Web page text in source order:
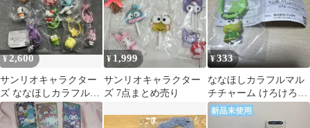
¥2,600
サンリオキャラクター
ズ ななほしカラフルマ
ルチチャーム 全7種コ
ンプリート
¥1,999
サンリオキャラクター
ズ 7点まとめ売り
¥333
ななほしカラフルマル
チチャーム けろけろけ
ろっぴ